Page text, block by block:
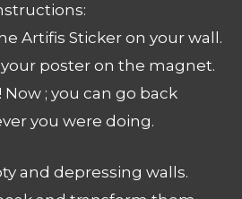
Artifis Sticker on your wall.
poster on the magnet.
Now ; you can go back
you were doing.
and depressing walls.